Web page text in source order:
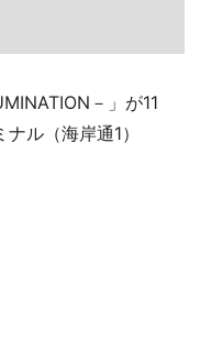
－」が11
ル（海岸通1）